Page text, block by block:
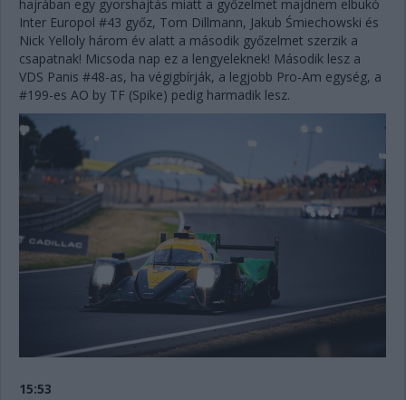
hajrában egy gyorshajtás miatt a győzelmet majdnem elbukó
Inter Europol #43 győz, Tom Dillmann, Jakub Śmiechowski és
Nick Yelloly három év alatt a második győzelmet szerzik a
csapatnak! Micsoda nap ez a lengyeleknek! Második lesz a
VDS Panis #48-as, ha végigbírják, a legjobb Pro-Am egység, a
#199-es AO by TF (Spike) pedig harmadik lesz.
15:53